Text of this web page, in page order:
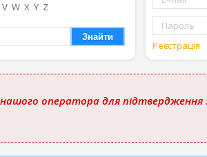
V W X Y Z
Знайти
Реєстрація
оператора для підтвердження